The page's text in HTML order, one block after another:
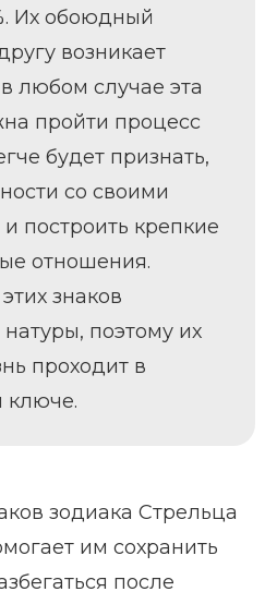
Их обоюдный
возникает
любом случае эта
пройти процесс
будет признать,
со своими
построить крепкие
отношения.
знаков
поэтому их
проходит в
ключе.
зодиака Стрельца
им сохранить
после